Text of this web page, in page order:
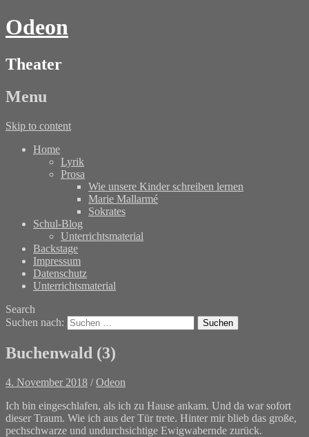
Odeon
Theater
Menu
Skip to content
Home
Lyrik
Prosa
Wie unsere Kinder schreiben lernen
Marie Mallarmé
Sokrates
Schul-Blog
Unterrichtsmaterial
Backstage
Impressum
Datenschutz
Unterrichtsmaterial
Search
Suchen nach:
Buchenwald (3)
4. November 2018 /Odeon
Ich bin eingeschlafen, als ich zu Hause ankam. Und da war sofort
dieser Traum. Wie ich aus der Tür trete. Hinter mir blieb das große,
pechschwarze und undurchsichtige Ewigwabernde zurück.